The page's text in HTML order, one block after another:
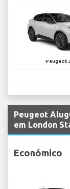
Peugeot
Peugeot
em London
Económico